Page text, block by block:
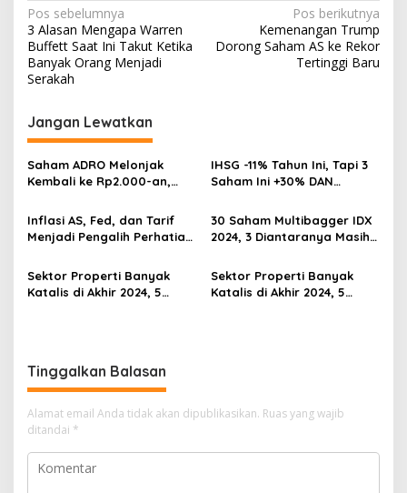
Navigasi
pos
Pos sebelumnya
3 Alasan Mengapa Warren
Buffett Saat Ini Takut Ketika
Banyak Orang Menjadi
Serakah
Pos berikutnya
Kemenangan Trump
Dorong Saham AS ke Rekor
Tertinggi Baru
Jangan Lewatkan
Saham ADRO Melonjak
Kembali ke Rp2.000-an,
Prospeknya
IHSG -11% Tahun Ini, Tapi 3
Saham Ini +30% DAN
Multibagger?
Inflasi AS, Fed, dan Tarif
Menjadi Pengalih Perhatian
Keuangan
30 Saham Multibagger IDX
2024, 3 Diantaranya Masih
Sektor Properti Banyak
Katalis di Akhir 2024, 5
Sektor Properti Banyak
Katalis di Akhir 2024, 5
Tinggalkan Balasan
Alamat email Anda tidak akan dipublikasikan. Ruas yang wajib
ditandai *